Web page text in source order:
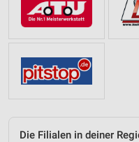
Die Filialen in deiner